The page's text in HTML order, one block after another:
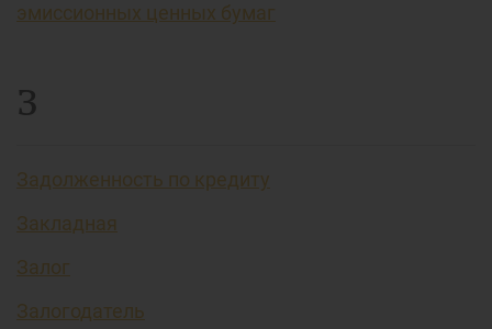
эмиссионных ценных бумаг
З
Задолженность по кредиту
Закладная
Залог
Залогодатель